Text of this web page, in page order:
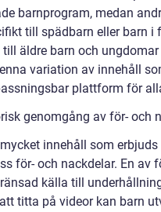
barnprogram, medan
till spädbarn eller barn i
äldre barn och
variation av innehåll
plattform för
genomgång av för- och
innehåll som
för- och nackdelar. En av
källa till
titta på videor kan barn